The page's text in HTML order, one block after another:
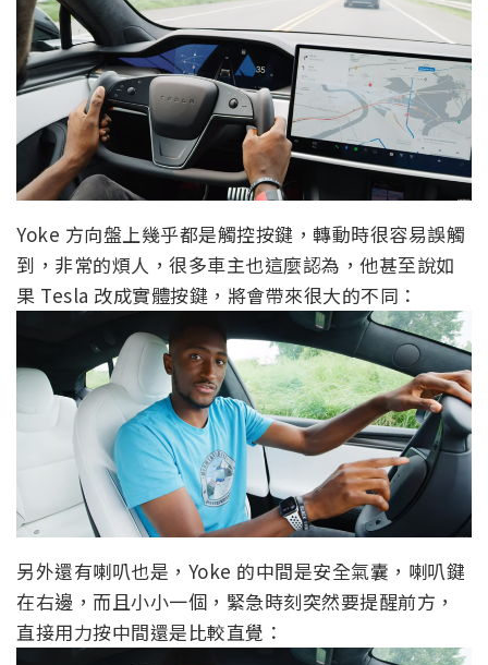
Yoke 方向盤上幾乎都是觸控按鍵，轉動時很容易誤觸
到，非常的煩人，很多車主也這麼認為，他甚至說如
果 Tesla 改成實體按鍵，將會帶來很大的不同：
另外還有喇叭也是，Yoke 的中間是安全氣囊，喇叭鍵
在右邊，而且小小一個，緊急時刻突然要提醒前方，
直接用力按中間還是比較直覺：